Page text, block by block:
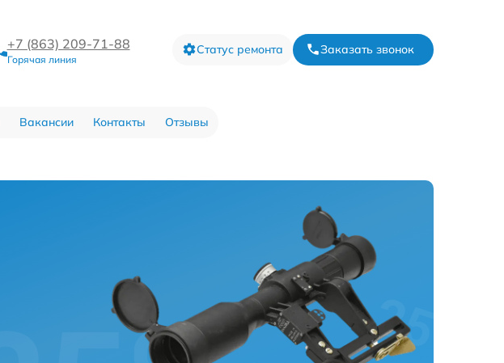
+7 (863) 209-71-88
Горячая линия
Статус ремонта Заказать звонок
Вакансии Контакты Отзывы